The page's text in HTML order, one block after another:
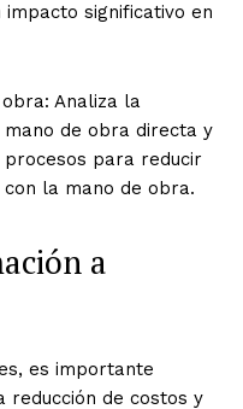
significativo en
Analiza la
de obra directa y
para reducir
la mano de obra.
a
es importante
reducción de costos y